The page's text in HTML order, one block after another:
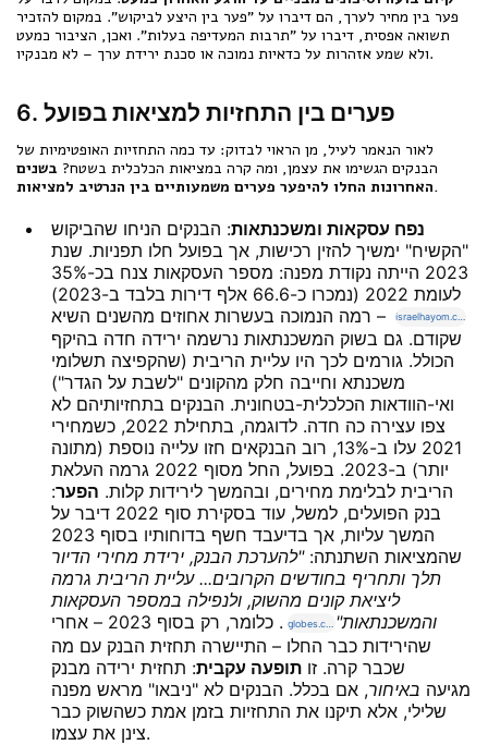
פער בין מחיר לערך, הם דיברו על "פער בין היצע לביקוש". במקום להזכיר
תשואה אפסית, דיברו על "תרבות המעדיפה בעלות". ואכן, הציבור כמעט
ולא שמע אזהרות על כדאיות נמוכה או סכנת ירידת ערך – לא מבנקיו.
6. פערים בין התחזיות למציאות בפועל
לאור הנאמר לעיל, מן הראוי לבדוק: עד כמה התחזיות האופטימיות של
הבנקים הגשימו את עצמן, ומה קרה במציאות הכלכלית בשטח? בשנים
האחרונות החלו להיפער פערים משמעותיים בין הנרטיב למציאות.
נפח עסקאות ומשכנתאות: הבנקים הניחו שהביקוש
"הקשיח" ימשיך להזין רכישות, אך בפועל חלו תפניות. שנת
2023 הייתה נקודת מפנה: מספר העסקאות צנח בכ-35%
לעומת 2022 (נמכרו כ-66.6 אלף דירות בלבד ב-2023)
israelhayom.co.il
– רמה הנמוכה בעשרות אחוזים מהשנים השיא
שקודם. גם בשוק המשכנתאות נרשמה ירידה חדה בהיקף
הכולל. גורמים לכך היו עליית הריבית (שהקפיצה תשלומי
משכנתא וחייבה חלק מהקונים "לשבת על הגדר")
ואי-הוודאות הכלכלית-בטחונית. הבנקים בתחזיותיהם לא
צפו עצירה כה חדה. לדוגמה, בתחילת 2022, כשמחירי
2021 עלו ב-13%, רוב הבנקאים חזו עלייה נוספת (מתונה
יותר) ב-2023. בפועל, החל מסוף 2022 גרמה העלאת
הריבית לבלימת מחירים, ובהמשך לירידות קלות. הפער:
בנק הפועלים, למשל, עוד בסקירת סוף 2022 דיבר על
המשך עליות, אך בדיעבד חשף בדוחותיו בסוף 2023
שהמציאות השתנתה:"להערכת הבנק, ירידת מחירי הדיור
תלך ותחריף בחודשים הקרובים... עליית הריבית גרמה
ליציאת קונים מהשוק, ולנפילה במספר העסקאות
והמשכנתאות"
. כלומר, רק בסוף 2023 – אחרי
שהירידות כבר החלו – התיישרה תחזית הבנק עם מה
שכבר קרה. זו תופעה עקבית: תחזית ירידה מבנק
מגיעה באיחור, אם בכלל. הבנקים לא "ניבאו" מראש מפנה
שלילי, אלא תיקנו את התחזיות בזמן אמת כשהשוק כבר
צינן את עצמו.